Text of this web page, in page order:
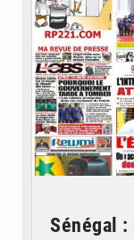
Sénégal :